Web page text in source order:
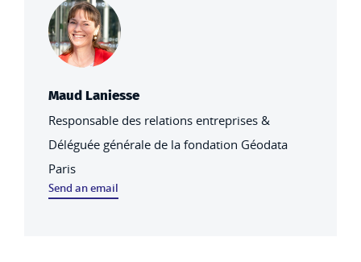
Maud Laniesse
Responsable des relations entreprises &
Déléguée générale de la fondation Géodata
Paris
Send an email